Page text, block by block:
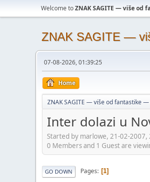
Welcome toZNAK SAGITE — više od
ZNAK SAGITE —
07-08-2026, 01:39:25
Home
ZNAK SAGITE — više od fantastike
Inter dolazi u
Started by marlowe, 21-02-2007,
0 Members and 1 Guest are
GO DOWN Pages 1